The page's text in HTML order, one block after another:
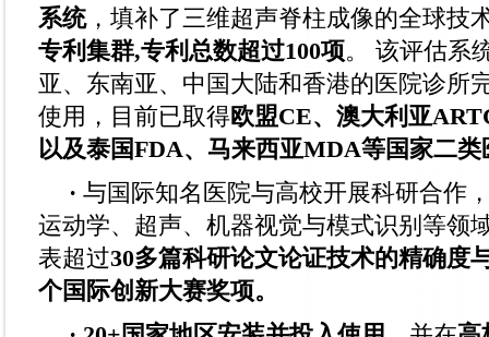
系统，填补了三维超声脊柱成像的全球技
专利集群,专利总数超过100项。 该评估系
亚、东南亚、中国大陆和香港的医院诊所
使用，目前已取得欧盟CE、澳大利亚
以及泰国FDA、马来西亚MDA等国家二类
· 与国际知名医院与高校开展科研合作
运动学、超声、机器视觉与模式识别等领
表超过30多篇科研论文论证技术的精确度
个国际创新大赛奖项。